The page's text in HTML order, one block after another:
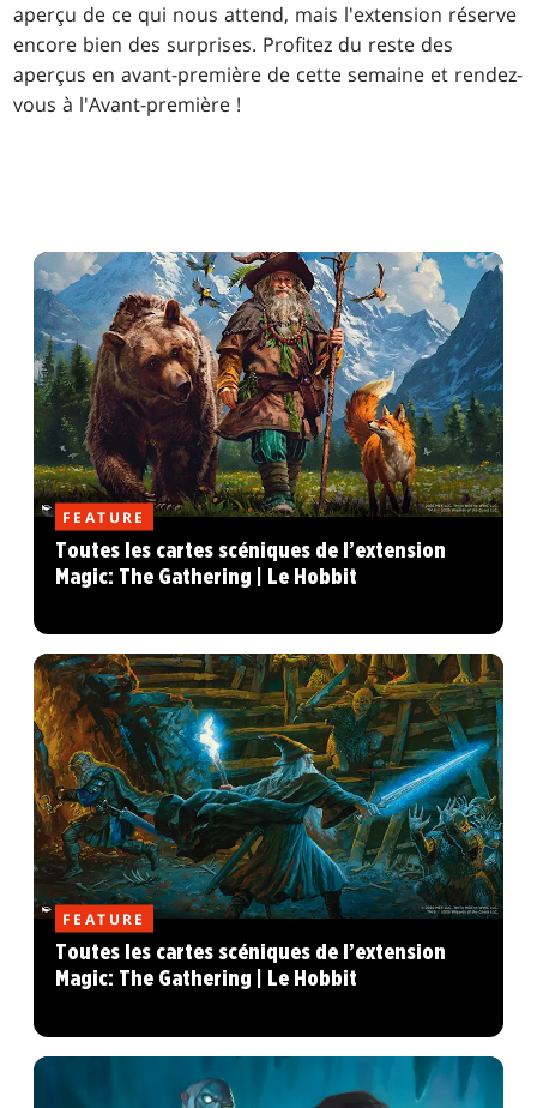
aperçu de ce qui nous attend, mais l'extension réserve
encore bien des surprises. Profitez du reste des
aperçus en avant-première de cette semaine et rendez-
vous à l'Avant-première !
FEATURE
Toutes les cartes scéniques de l’extension
Magic: The Gathering | Le Hobbit
FEATURE
Toutes les cartes scéniques de l’extension
Magic: The Gathering | Le Hobbit